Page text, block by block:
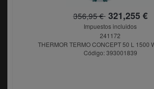
356,95 €321,255 €
Impuestos incluidos
241172
THERMOR TERMO CONCEPT 50 L 1500
Código: 393001839